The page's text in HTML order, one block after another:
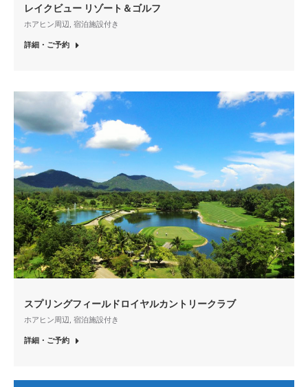
レイクビュー リゾート＆ゴルフ
ホアヒン周辺, 宿泊施設付き
詳細・ご予約
スプリングフィールドロイヤルカントリークラブ
ホアヒン周辺, 宿泊施設付き
詳細・ご予約